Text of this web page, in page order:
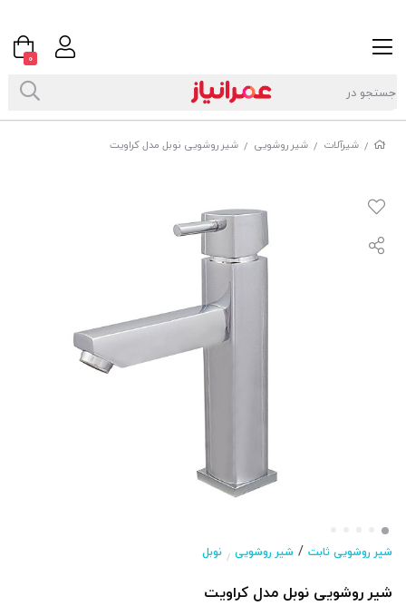
/ شیرآلات / شیر روشویی / شیر روشویی نوبل مدل کراویت
شیر روشویی ثابت / شیر روشویی / نوبل
شیر روشویی نوبل مدل کراویت
0